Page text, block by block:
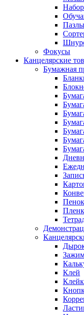
Фокусы
Канцелярские
Бумажная
Клей